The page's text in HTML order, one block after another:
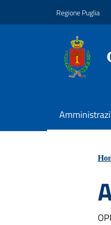
Regione Puglia